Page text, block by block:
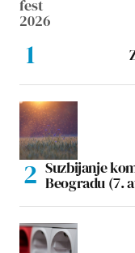
Suzbijanje
Beogradu (7.